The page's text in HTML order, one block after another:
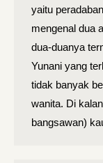
yaitu
mengenal dua
dua-duanya
Yunani yang
tidak banyak
wanita. Di
bangsawan)